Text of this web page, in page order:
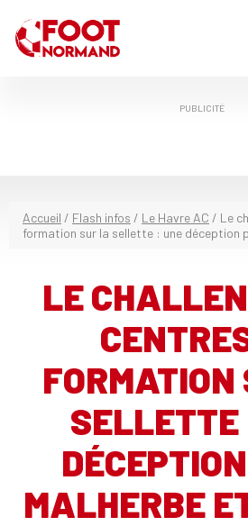
PUBLICITÉ
Accueil / Flash infos / Le Havre AC / Le
formation sur la sellette : une déception
LE
FORMATION
SELLETTE
MALHERBE